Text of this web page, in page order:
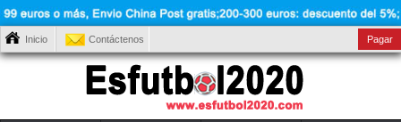
Inicio Contáctenos Pagar